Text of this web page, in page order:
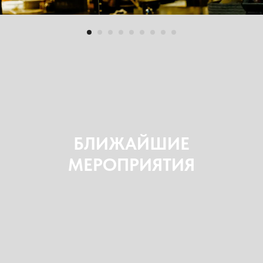
БЛИЖАЙШИЕ
МЕРОПРИЯТИЯ